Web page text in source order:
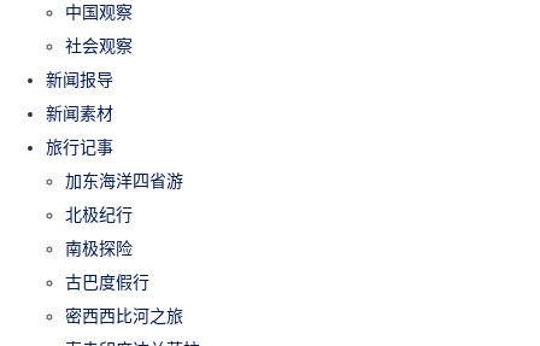
中国观察
社会观察
新闻报导
新闻素材
旅行记事
加东海洋四省游
北极纪行
南极探险
古巴度假行
密西西比河之旅